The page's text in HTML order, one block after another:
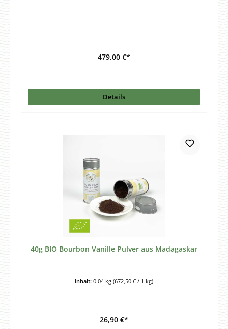
479,00 €*
Details
40g BIO Bourbon Vanille Pulver aus Madagaskar
Inhalt: 0.04 kg (672,50 € / 1 kg)
26,90 €*